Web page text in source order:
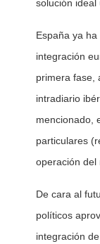
solución ideal
España ya
integración
primera fase,
intradiario
mencionado,
particulares
operación del
De cara al
políticos
integración